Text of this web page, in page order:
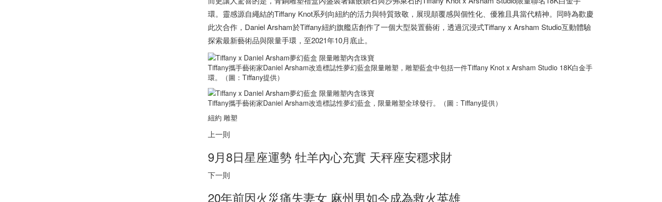
環。靈感源自繩結的Tiffany Knot系列向紐約的活力與特質致敬，展現顛覆感與個性化、優雅且具當代精神。同時為歡慶
此次合作，Daniel Arsham於Tiffany紐約旗艦店創作了一個大型裝置藝術，透過沉浸式Tiffany x Arsham Studio互動體驗
探索最新藝術品與限量手環，至2021年10月底止。
Tiffany攜手藝術家Daniel Arsham改造標誌性夢幻藍盒限量雕塑，雕塑藍盒中包括一件Tiffany Knot x Arsham Studio 18K白金手
環。（圖：Tiffany提供）
Tiffany攜手藝術家Daniel Arsham改造標誌性夢幻藍盒，限量雕塑全球發行。（圖：Tiffany提供）
紐約 雕塑
上一則
9月8日星座運勢 牡羊內心充實 天秤座安穩求財
下一則
20年前因火災痛失妻女 麻州男如今成為救火英雄